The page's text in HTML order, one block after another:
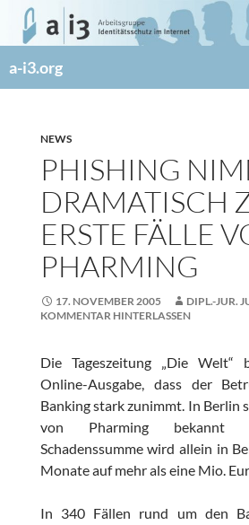
Zum
Inhalt
a-i3.org
NEWS
PHISHING
DRAMATISCH
ERSTE FÄLLE
PHARMING
17. NOVEMBER 2005
DIPL.-JUR.
KOMMENTAR HINTERLASSEN
Die Tageszeitung „Die
Online-Ausgabe, dass der
Banking stark zunimmt. In Berlin
von Pharming bekannt
Schadenssumme wird allein in
Monate auf mehr als eine Mio.
In 340 Fällen rund um den